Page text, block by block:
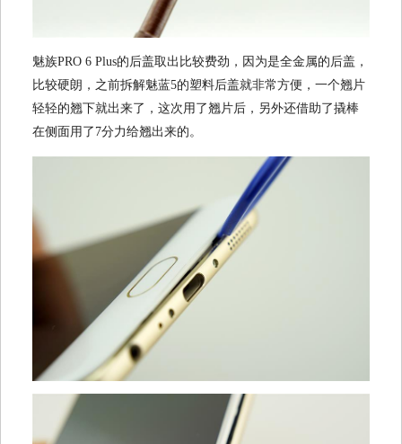
魅族PRO 6 Plus的后盖取出比较费劲，因为是全金属的后盖，
比较硬朗，之前拆解魅蓝5的塑料后盖就非常方便，一个翘片
轻轻的翘下就出来了，这次用了翘片后，另外还借助了撬棒
在侧面用了7分力给翘出来的。